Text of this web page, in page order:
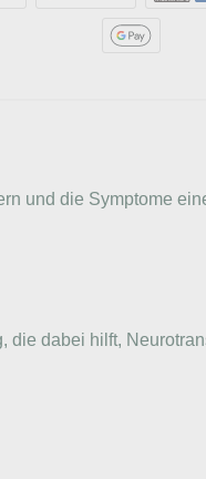
und die Symptome
dabei hilft,